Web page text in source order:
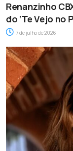
Renanzinho
do ‘Te Vejo no
7 de julho de 2026